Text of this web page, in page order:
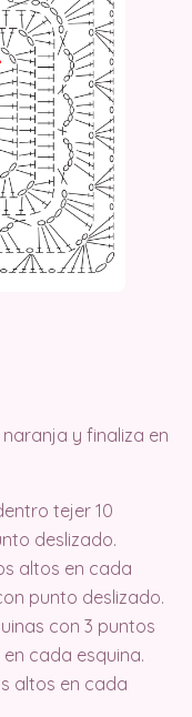
y finaliza en
tejer 10
deslizado.
altos en cada
punto deslizado.
con 3 puntos
cada esquina.
altos en cada